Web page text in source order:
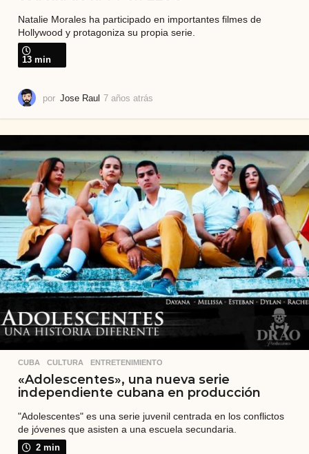
Natalie Morales ha participado en importantes filmes de
Hollywood y protagoniza su propia serie.
13 min
por Jose Raul 7 años atrás
o
s
a
t
r
á
CUBA ,CULTURA ,ENTRETENIMIENTO
«Adolescentes», una nueva serie
independiente cubana en producción
"Adolescentes" es una serie juvenil centrada en los conflictos
de jóvenes que asisten a una escuela secundaria.
2 min